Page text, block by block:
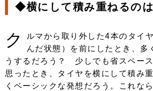
◆横にして積み重ねるの
ク
ルマから取り外した4本のタイ
んだ状態）を前にしたとき、多
うするだろう？ 少しでも省スペー
思ったとき、タイヤを横にして積み
くベーシックな発想だろう。これな